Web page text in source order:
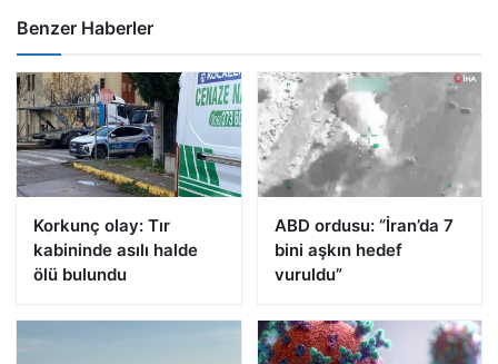
Benzer Haberler
Korkunç olay: Tır
kabininde asılı halde
ölü bulundu
ABD ordusu: “İran’da 7
bini aşkın hedef
vuruldu”